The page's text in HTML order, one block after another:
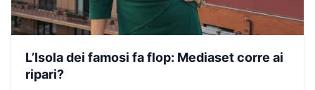
L’Isola dei famosi fa flop: Mediaset corre ai
ripari?